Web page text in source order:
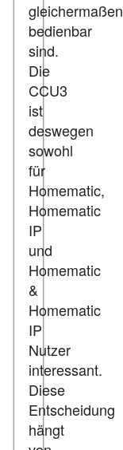
gleichermaßen
bedienbar
sind.
Die
CCU3
ist
deswegen
sowohl
für
Homematic,
Homematic
IP
und
Homematic
&
Homematic
IP
Nutzer
interessant.
Diese
Entscheidung
hängt